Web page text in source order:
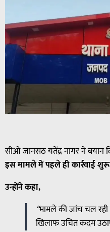
सीओ जानसठ यतेंद्र नागर ने बयान
इसमामलेमेंपहलेहीकार्रवाईशुरू
उन्होंने कहा,
“मामलेकीजांचचलरही
खिलाफउचितकदम